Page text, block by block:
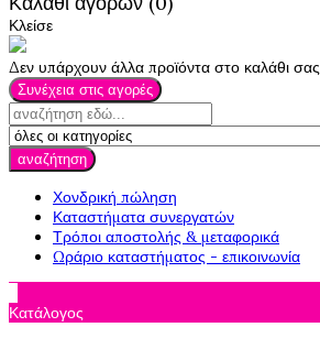
Κλείσε
Δεν υπάρχουν άλλα προϊόντα στο καλάθι σας
Συνέχεια στις αγορές
αναζήτηση
Χονδρική πώληση
Καταστήματα συνεργατών
Τρόποι αποστολής & μεταφορικά
Ωράριο καταστήματος - επικοινωνία
Κατάλογος